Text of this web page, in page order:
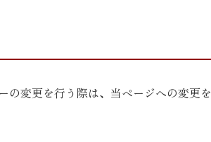
の変更を行う際は、当ページへの変更を